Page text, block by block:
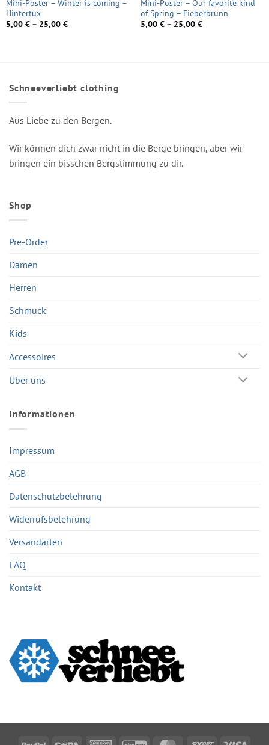
Mini-Poster – Winter is coming –
Hintertux
5,00 €– 25,00 €
Mini-Poster – Our favorite kind
of Spring – Fieberbrunn
5,00 €– 25,00 €
Schneeverliebt clothing
Aus Liebe zu den Bergen.
Wir können dich zwar nicht in die Berge bringen, aber wir
bringen ein bisschen Bergstimmung zu dir.
Shop
Pre-Order
Damen
Herren
Schmuck
Kids
Accessoires
Über uns
Informationen
Impressum
AGB
Datenschutzbelehrung
Widerrufsbelehrung
Versandarten
FAQ
Kontakt